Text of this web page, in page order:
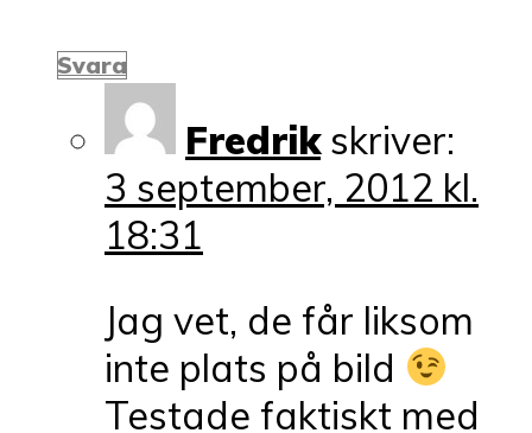
Svara
Fredrik skriver:
3 september, 2012 kl.
18:31
Jag vet, de får liksom
inte plats på bild
Testade faktiskt med